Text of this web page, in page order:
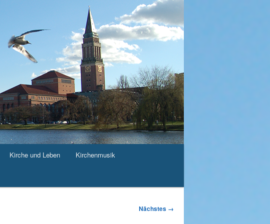
Kirche und Leben Kirchenmusik
Nächstes →